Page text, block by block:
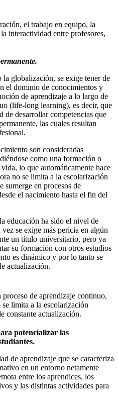
el trabajo en equipo, la
interactividad entre profesores,
globalización, se exige tener de
el dominio de conocimientos y
de aprendizaje a lo largo de
(life-long learning), es decir, que
de desarrollar competencias que
las cuales resultan
son consideradas
como una formación o
lo que automáticamente hace
no se limita a la escolarización
sumerge en procesos de
el nacimiento hasta el fin del
educación ha sido el nivel de
se exige más pericia en algún
un título universitario, pero ya
su formación con otros estudios
es dinámico y por lo tanto se
actualización.
de aprendizaje continuo,
limita a la escolarización
constante actualización.
potencializar las
de aprendizaje que se caracteriza
en un entorno netamente
entre los aprendices, los
y las distintas actividades para